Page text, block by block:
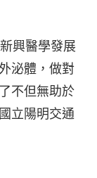
興醫學發展
泌體，做對
不但無助於
立陽明交通